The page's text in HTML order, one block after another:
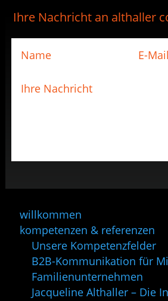
Ihre Nachricht an althaller
willkommen
kompetenzen & referenzen
Unsere Kompetenzfelder
B2B-Kommunikation für
Familienunternehmen
Jacqueline Althaller – Die